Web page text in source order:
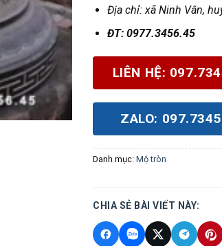
Địa chỉ: xã Ninh Vân,
ĐT: 0977.3456.45
LIÊN HỆ:
ZALO:
Danh mục: Mộ tròn
CHIA SẺ BÀI VIẾT NÀY: